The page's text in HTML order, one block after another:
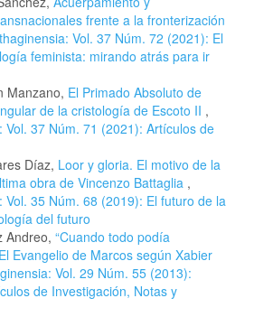
frente a la fronterización
Vol. 37 Núm. 72 (2021): El
feminista: mirando atrás para ir
Manzano, El Primado Absoluto de
de la cristología de Escoto II ,
Vol. 37 Núm. 71 (2021): Artículos de
Díaz, Loor y gloria. El motivo de la
obra de Vincenzo Battaglia ,
Vol. 35 Núm. 68 (2019): El futuro de la
del futuro
Andreo, “Cuando todo podía
Evangelio de Marcos según Xabier
Vol. 29 Núm. 55 (2013):
de Investigación, Notas y